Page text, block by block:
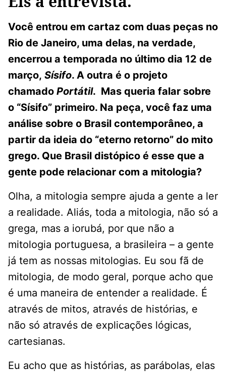
Você entrou em cartaz com duas peças no
Rio de Janeiro, uma delas, na verdade,
encerrou a temporada no último dia 12 de
março, Sísifo. A outra é o projeto
chamado Portátil. Mas queria falar sobre
o “Sísifo” primeiro. Na peça, você faz uma
análise sobre o Brasil contemporâneo, a
partir da ideia do “eterno retorno” do mito
grego. Que Brasil distópico é esse que a
gente pode relacionar com a mitologia?
Olha, a mitologia sempre ajuda a gente a ler
a realidade. Aliás, toda a mitologia, não só a
grega, mas a iorubá, por que não a
mitologia portuguesa, a brasileira – a gente
já tem as nossas mitologias. Eu sou fã de
mitologia, de modo geral, porque acho que
é uma maneira de entender a realidade. É
através de mitos, através de histórias, e
não só através de explicações lógicas,
cartesianas.
Eu acho que as histórias, as parábolas, elas